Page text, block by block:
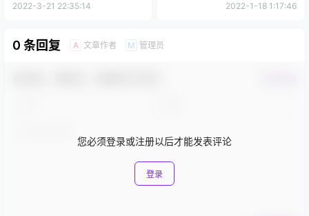
2022-3-21 22:35:14 2022-1-18 1:17:46
0 条回复 A 文章作者 M 管理员
您必须登录或注册以后才能发表评论
登录